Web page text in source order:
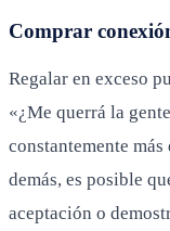
Comprar
Regalar en exceso
«¿Me querrá la
constantemente
demás, es posible
aceptación o